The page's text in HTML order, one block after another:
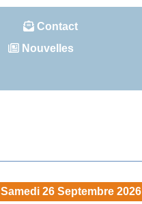
Contact
Nouvelles
Samedi 26 Septembre 2026